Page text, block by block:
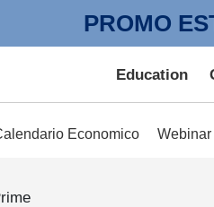
PROMO
Education
Economico Webinar